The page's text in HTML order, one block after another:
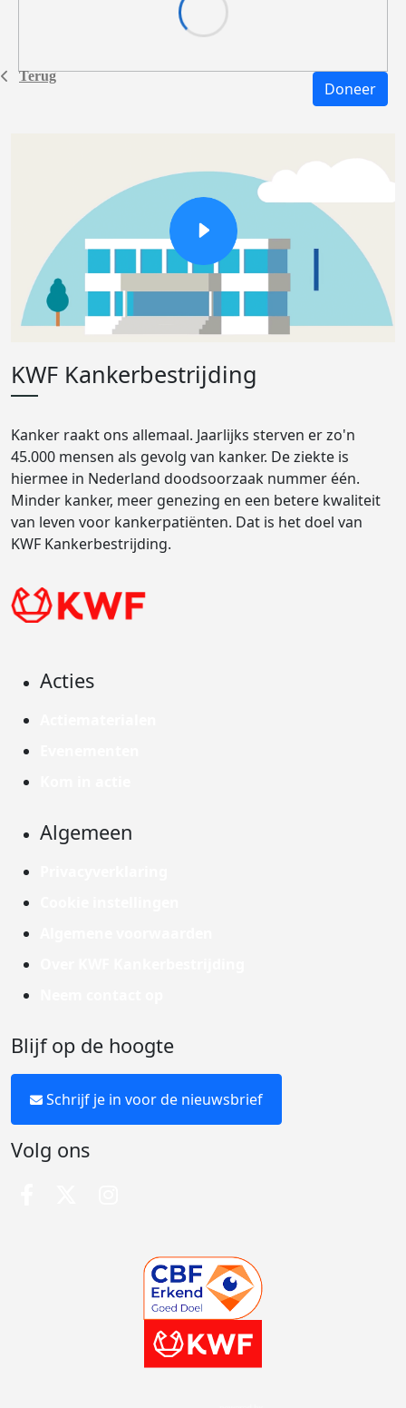
Terug
Doneer
KWF Kankerbestrijding
Kanker raakt ons allemaal. Jaarlijks sterven er zo'n
45.000 mensen als gevolg van kanker. De ziekte is
hiermee in Nederland doodsoorzaak nummer één.
Minder kanker, meer genezing en een betere kwaliteit
van leven voor kankerpatiënten. Dat is het doel van
KWF Kankerbestrijding.
Acties
Algemeen
Blijf op de hoogte
Schrijf je in voor de nieuwsbrief
Volg ons